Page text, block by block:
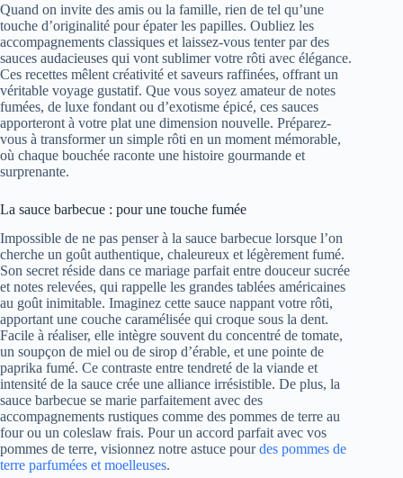
Quand on invite des amis ou la famille, rien de tel qu’une
touche d’originalité pour épater les papilles. Oubliez les
accompagnements classiques et laissez-vous tenter par des
sauces audacieuses qui vont sublimer votre rôti avec élégance.
Ces recettes mêlent créativité et saveurs raffinées, offrant un
véritable voyage gustatif. Que vous soyez amateur de notes
fumées, de luxe fondant ou d’exotisme épicé, ces sauces
apporteront à votre plat une dimension nouvelle. Préparez-
vous à transformer un simple rôti en un moment mémorable,
où chaque bouchée raconte une histoire gourmande et
surprenante.
La sauce barbecue : pour une touche fumée
Impossible de ne pas penser à la sauce barbecue lorsque l’on
cherche un goût authentique, chaleureux et légèrement fumé.
Son secret réside dans ce mariage parfait entre douceur sucrée
et notes relevées, qui rappelle les grandes tablées américaines
au goût inimitable. Imaginez cette sauce nappant votre rôti,
apportant une couche caramélisée qui croque sous la dent.
Facile à réaliser, elle intègre souvent du concentré de tomate,
un soupçon de miel ou de sirop d’érable, et une pointe de
paprika fumé. Ce contraste entre tendreté de la viande et
intensité de la sauce crée une alliance irrésistible. De plus, la
sauce barbecue se marie parfaitement avec des
accompagnements rustiques comme des pommes de terre au
four ou un coleslaw frais. Pour un accord parfait avec vos
pommes de terre, visionnez notre astuce pourdes pommes de
terre parfumées et moelleuses.